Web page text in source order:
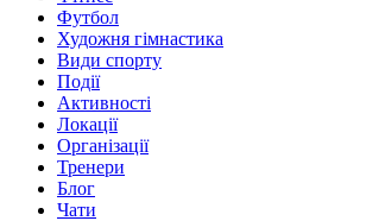
Футбол
Художня гімнастика
Види спорту
Події
Активності
Локації
Організації
Тренери
Блог
Чати